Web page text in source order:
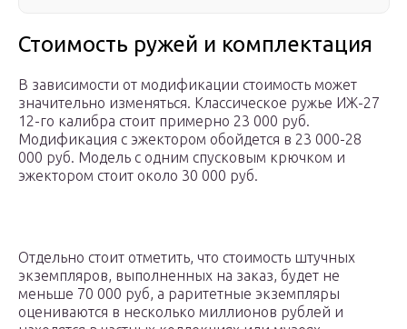
Стоимость ружей и комплектация
В зависимости от модификации стоимость может
значительно изменяться. Классическое ружье ИЖ-27
12-го калибра стоит примерно 23 000 руб.
Модификация с эжектором обойдется в 23 000-28
000 руб. Модель с одним спусковым крючком и
эжектором стоит около 30 000 руб.
Отдельно стоит отметить, что стоимость штучных
экземпляров, выполненных на заказ, будет не
меньше 70 000 руб, а раритетные экземпляры
оцениваются в несколько миллионов рублей и